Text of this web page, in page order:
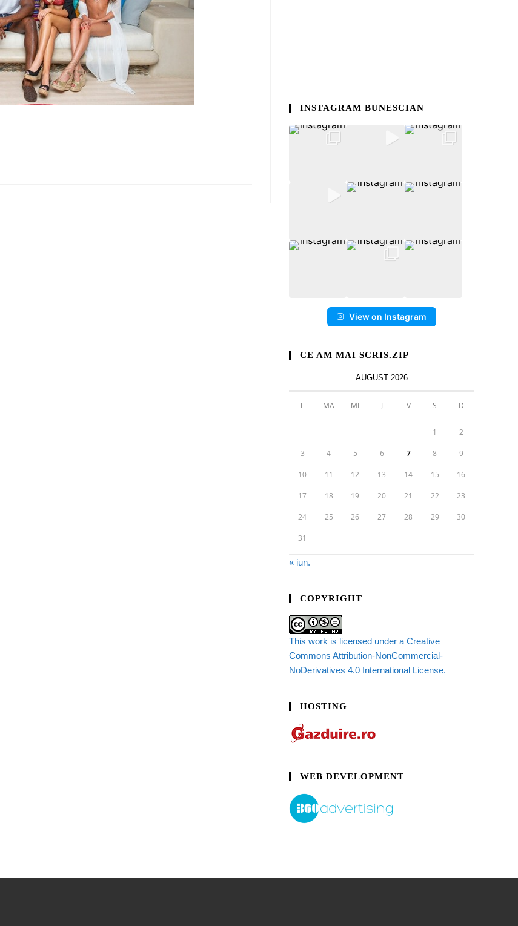
INSTAGRAM BUNESCIAN
View on Instagram
CE AM MAI SCRIS.ZIP
AUGUST 2026
L MA MI J V S D
1 2
3 4 5 6 7 8 9
10 11 12 13 14 15 16
17 18 19 20 21 22 23
24 25 26 27 28 29 30
31
« iun.
COPYRIGHT
This work is licensed under a Creative
Commons Attribution-NonCommercial-
NoDerivatives 4.0 International License.
HOSTING
WEB DEVELOPMENT